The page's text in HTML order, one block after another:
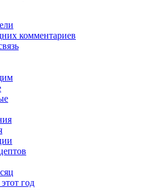
комментариев
год